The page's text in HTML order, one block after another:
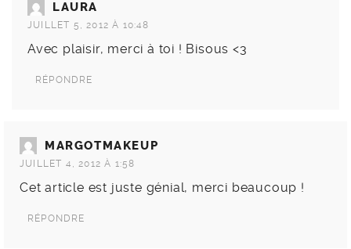
LAURA
JUILLET 5, 2012 À 10:48
Avec plaisir, merci à toi ! Bisous <3
RÉPONDRE
MARGOTMAKEUP
JUILLET 4, 2012 À 1:58
Cet article est juste génial, merci beaucoup !
RÉPONDRE